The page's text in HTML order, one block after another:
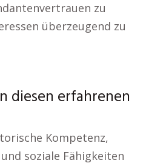
zu
überzeugend zu
diesen erfahrenen
Kompetenz,
soziale Fähigkeiten